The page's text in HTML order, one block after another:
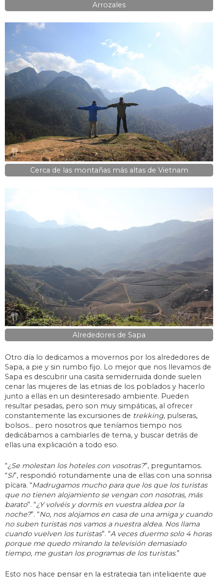
Arrozales
Cerca de las montañas más altas de Vietnam
Alrededores de Sapa
Otro día lo dedicamos a movernos por los alrededores de
Sapa, a pie y sin rumbo fijo. Lo mejor que nos llevamos de
Sapa es descubrir una casita semiderruida donde suelen
cenar las mujeres de las etnias de los poblados y hacerlo
junto a ellas en un desinteresado ambiente. Pueden
resultar pesadas, pero son muy simpáticas, al ofrecer
constantemente las excursiones de trekking, pulseras,
bolsos… pero nosotros que teníamos tiempo nos
dedicábamos a cambiarles de tema, y buscar detrás de
ellas una explicación a todo eso.
“¿Se molestan los hoteles con vosotras?”, preguntamos.
“Sí”, respondió rotundamente una de ellas con una sonrisa
pícara. “Madrugamos mucho para que los que los turistas
que no tienen alojamiento se vengan con nosotras, más
barato”. “¿Y volvéis y dormís en vuestra aldea por la
noche?”. “No, nos alojamos en casa de una amiga y cuando
no suben turistas nos vamos a nuestra aldea. Nos llama
cuando vuelven los turistas”. “A veces duermo solo 4 horas
porque me quedo mirando la televisión demasiado
tiempo, me gustan los programas de los turistas.”
Esto nos hace pensar en la estrategia tan inteligente que